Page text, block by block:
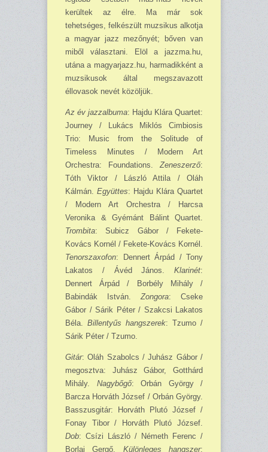
kerültek az élre. Ma már sok
tehetséges, felkészült muzsikus alkotja
a magyar jazz mezőnyét; bőven van
miből választani. Elöl a jazzma.hu,
utána a magyarjazz.hu, harmadikként a
muzsikusok által megszavazott
éllovasok nevét közöljük.
Az év jazzalbuma: Hajdu Klára Quartet:
Journey / Lukács Miklós Cimbiosis
Trio: Music from the Solitude of
Timeless Minutes / Modern Art
Orchestra: Foundations.Zeneszerző:
Tóth Viktor / László Attila / Oláh
Kálmán. Együttes: Hajdu Klára Quartet
/ Modern Art Orchestra / Harcsa
Veronika & Gyémánt Bálint Quartet.
Trombita: Subicz Gábor / Fekete-
Kovács Kornél / Fekete-Kovács Kornél.
Tenorszaxofon: Dennert Árpád / Tony
Lakatos / Ávéd János. Klarinét:
Dennert Árpád / Borbély Mihály /
Babindák István.Zongora: Cseke
Gábor / Sárik Péter / Szakcsi Lakatos
Béla. Billentyűs hangszerek: Tzumo /
Sárik Péter / Tzumo.
Gitár: Oláh Szabolcs / Juhász Gábor /
megosztva: Juhász Gábor, Gotthárd
Mihály. Nagybőgő: Orbán György /
Barcza Horváth József / Orbán György.
Basszusgitár: Horváth Plutó József /
Fonay Tibor / Horváth Plutó József.
Dob: Csízi László / Németh Ferenc /
Borlai Gergő. Különleges hangszer: